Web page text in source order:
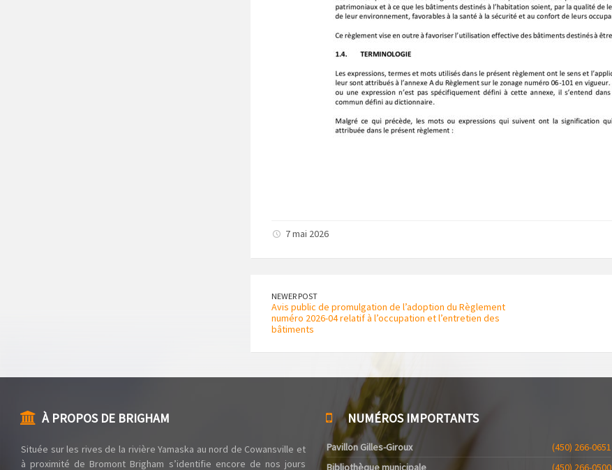
7 mai 2026
NEWER POST
Avis public de promulgation de l’adoption du Règlement
numéro 2026-04 relatif à l’occupation et l’entretien des
bâtiments
À PROPOS DE BRIGHAM
Située sur les rives de la rivière Yamaska au nord de Cowansville et
à proximité de Bromont Brigham s’identifie encore de nos jours
NUMÉROS IMPORTANTS
Pavillon Gilles-Giroux
(450) 266-0651
Bibliothèque municipale
(450) 266-0500